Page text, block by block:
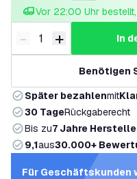
Vor 22:00 Uhr
Menge verringern
- Menge erhöhen
+ in
Benötigen
Später bezahlenmit
30 TageRückgaberecht
Bis zu7 Jahre
9,1aus30.000+
Für Geschäftskunden